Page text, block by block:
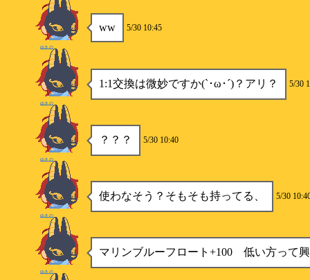
ww 5/30 10:45
ゆきの
1:1交換は微妙ですか(`･ω･´)？アリ？ 5/30
ゆきの
？？？ 5/30 10:40
ゆきの
使わなそう？そもそも持ってる、 5/30
ゆきの
マリンブルーフロート+100 低い方って
ゆきの